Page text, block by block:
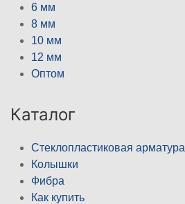
6 мм
8 мм
10 мм
12 мм
Оптом
Каталог
Стеклопластиковая арматура
Колышки
Фибра
Как купить